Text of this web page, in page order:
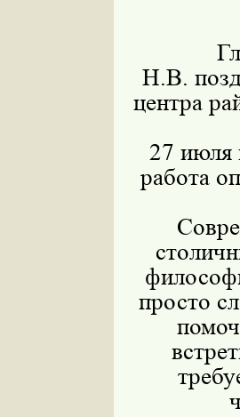
Н.В.
центра
27 июля
работа
просто